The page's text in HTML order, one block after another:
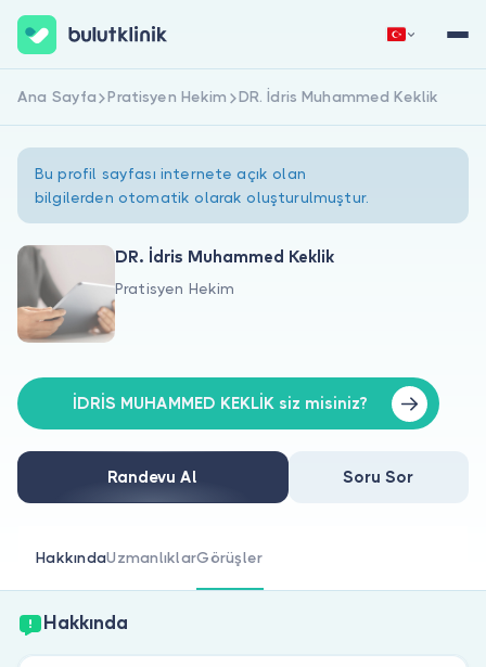
Hakkımızda
Doktorlar için
Doktor musunuz?
Hemen Kaydol Giriş Yap
Ana Sayfa Pratisyen Hekim DR. İdris Muhammed Keklik
Bu profil sayfası internete açık olan
bilgilerden otomatik olarak oluşturulmuştur.
DR. İdris Muhammed Keklik
Pratisyen Hekim
İDRİS MUHAMMED KEKLİK siz misiniz?
Randevu Al Soru Sor
HakkındaUzmanlıklarGörüşler
Hakkında